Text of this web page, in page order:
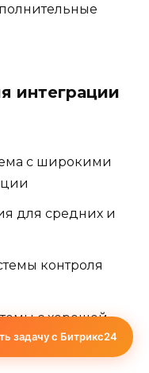
интеграции
с широкими
для средних и
контроля
с хорошей
задачу с Битрикс24